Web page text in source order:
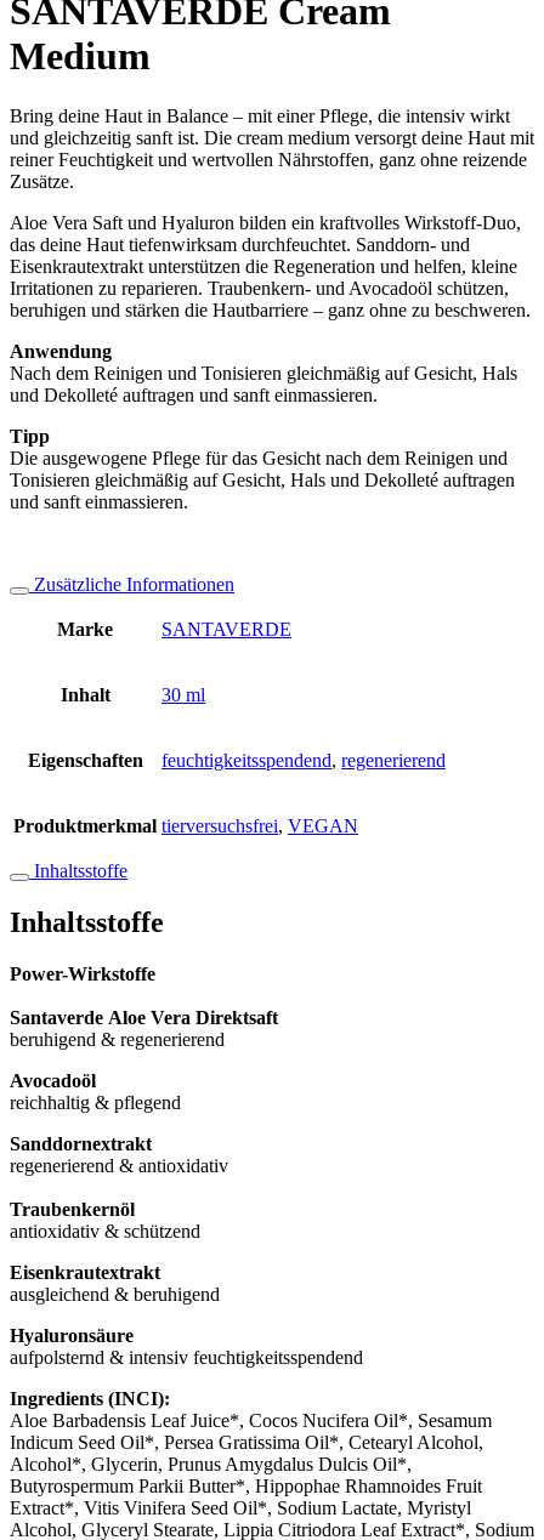
SANTAVERDE Cream
Medium
Bring deine Haut in Balance – mit einer Pflege, die intensiv wirkt
und gleichzeitig sanft ist. Die cream medium versorgt deine Haut mit
reiner Feuchtigkeit und wertvollen Nährstoffen, ganz ohne reizende
Zusätze.
Aloe Vera Saft und Hyaluron bilden ein kraftvolles Wirkstoff-Duo,
das deine Haut tiefenwirksam durchfeuchtet. Sanddorn- und
Eisenkrautextrakt unterstützen die Regeneration und helfen, kleine
Irritationen zu reparieren. Traubenkern- und Avocadoöl schützen,
beruhigen und stärken die Hautbarriere – ganz ohne zu beschweren.
Anwendung
Nach dem Reinigen und Tonisieren gleichmäßig auf Gesicht, Hals
und Dekolleté auftragen und sanft einmassieren.
Tipp
Die ausgewogene Pflege für das Gesicht nach dem Reinigen und
Tonisieren gleichmäßig auf Gesicht, Hals und Dekolleté auftragen
und sanft einmassieren.
Zusätzliche Informationen
Marke SANTAVERDE
Inhalt 30 ml
Eigenschaften feuchtigkeitsspendend, regenerierend
Produktmerkmal tierversuchsfrei, VEGAN
Inhaltsstoffe
Inhaltsstoffe
Power-Wirkstoffe
Santaverde Aloe Vera Direktsaft
beruhigend & regenerierend
Avocadoöl
reichhaltig & pflegend
Sanddornextrakt
regenerierend & antioxidativ
Traubenkernöl
antioxidativ & schützend
Eisenkrautextrakt
ausgleichend & beruhigend
Hyaluronsäure
aufpolsternd & intensiv feuchtigkeitsspendend
Ingredients (INCI):
Aloe Barbadensis Leaf Juice*, Cocos Nucifera Oil*, Sesamum
Indicum Seed Oil*, Persea Gratissima Oil*, Cetearyl Alcohol,
Alcohol*, Glycerin, Prunus Amygdalus Dulcis Oil*,
Butyrospermum Parkii Butter*, Hippophae Rhamnoides Fruit
Extract*, Vitis Vinifera Seed Oil*, Sodium Lactate, Myristyl
Alcohol, Glyceryl Stearate, Lippia Citriodora Leaf Extract*, Sodium